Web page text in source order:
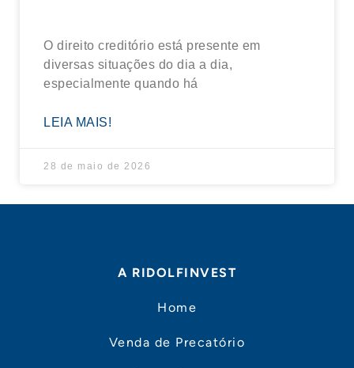
O direito creditório está presente em
diversas situações do dia a dia,
especialmente quando há
LEIA MAIS!
28 de maio de 2026
A RIDOLFINVEST
Home
Venda de Precatório